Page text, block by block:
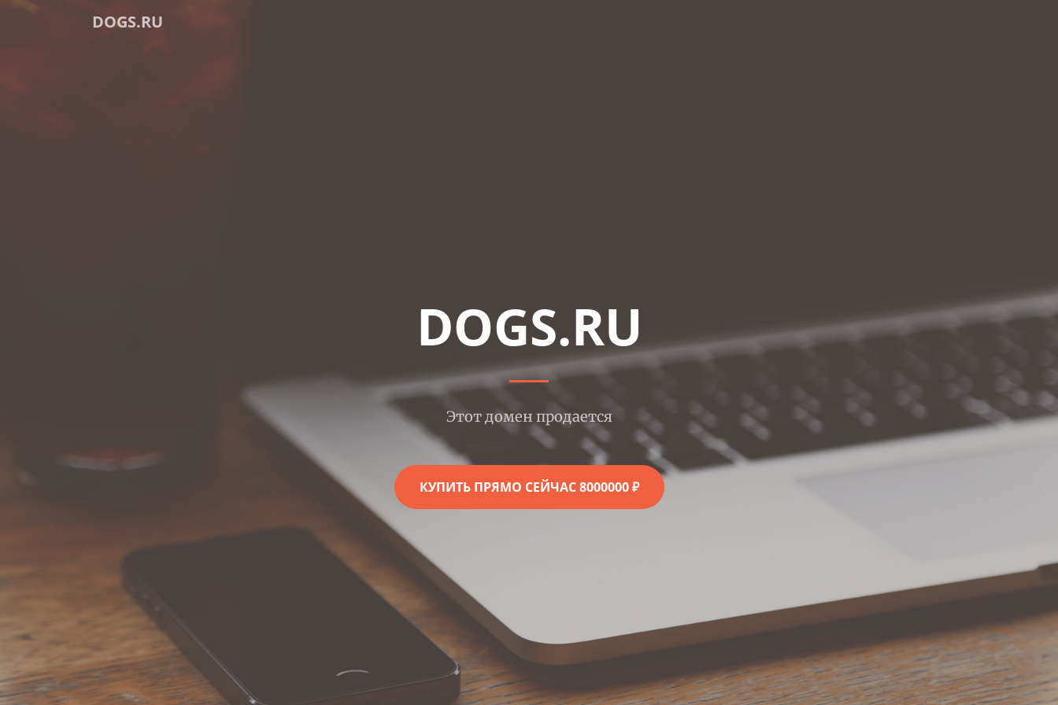
DOGS.RU
DOGS.RU
Этот домен продается
КУПИТЬ ПРЯМО СЕЙЧАС 8000000 ₽